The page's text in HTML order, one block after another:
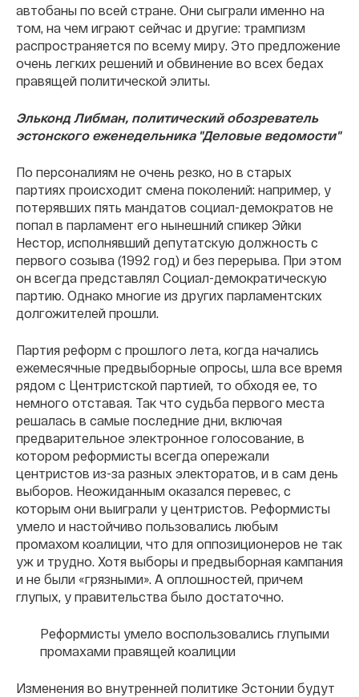
автобаны по всей стране. Они сыграли именно на
том, на чем играют сейчас и другие: трампизм
распространяется по всему миру. Это предложение
очень легких решений и обвинение во всех бедах
правящей политической элиты.
Эльконд Либман, политический обозреватель
эстонского еженедельника "Деловые ведомости"
По персоналиям не очень резко, но в старых
партиях происходит смена поколений: например, у
потерявших пять мандатов социал-демократов не
попал в парламент его нынешний спикер Эйки
Нестор, исполнявший депутатскую должность с
первого созыва (1992 год) и без перерыва. При этом
он всегда представлял Социал-демократическую
партию. Однако многие из других парламентских
долгожителей прошли.
Партия реформ с прошлого лета, когда начались
ежемесячные предвыборные опросы, шла все время
рядом с Центристской партией, то обходя ее, то
немного отставая. Так что судьба первого места
решалась в самые последние дни, включая
предварительное электронное голосование, в
котором реформисты всегда опережали
центристов из-за разных электоратов, и в сам день
выборов. Неожиданным оказался перевес, с
которым они выиграли у центристов. Реформисты
умело и настойчиво пользовались любым
промахом коалиции, что для оппозиционеров не так
уж и трудно. Хотя выборы и предвыборная кампания
и не были «грязными». А оплошностей, причем
глупых, у правительства было достаточно.
Реформисты умело воспользовались глупыми
промахами правящей коалиции
Изменения во внутренней политике Эстонии будут